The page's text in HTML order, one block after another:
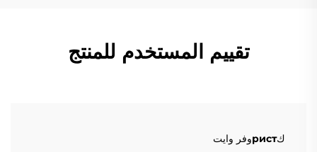
تقييم المستخدم للمنتج
كристوفر وايت